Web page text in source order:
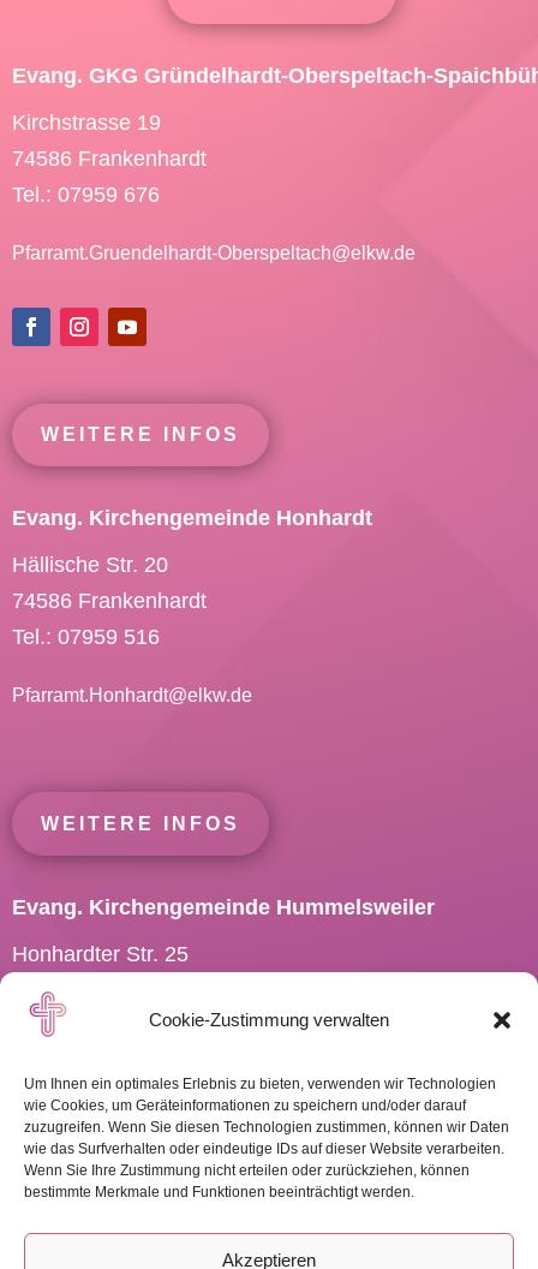
Cookie-Zustimmung verwalten
Um Ihnen ein optimales Erlebnis zu bieten, verwenden wir Technologien
wie Cookies, um Geräteinformationen zu speichern und/oder darauf
zuzugreifen. Wenn Sie diesen Technologien zustimmen, können wir Daten
wie das Surfverhalten oder eindeutige IDs auf dieser Website verarbeiten.
Wenn Sie Ihre Zustimmung nicht erteilen oder zurückziehen, können
bestimmte Merkmale und Funktionen beeinträchtigt werden.
Akzeptieren
Evang. GKG Gründelhardt-Oberspeltach-
Kirchstrasse 19
74586 Frankenhardt
Tel.: 07959 676
Pfarramt.Gruendelhardt-Oberspeltach@elkw.de
WEITERE INFOS
Evang. Kirchengemeinde Honhardt
Hällische Str. 20
74586 Frankenhardt
Tel.: 07959 516
Pfarramt.Honhardt@elkw.de
WEITERE INFOS
Evang. Kirchengemeinde Hummelsweiler
Honhardter Str. 25
73494 Rosenberg
Tel.: 07967 701910
Pfarramt.Hummelsweiler@elkw.de
WEITERE INFOS